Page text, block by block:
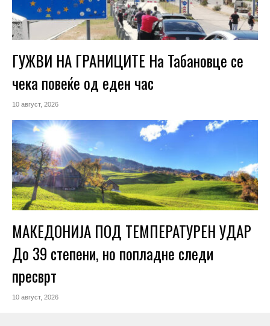
ГУЖВИ НА ГРАНИЦИТЕ На Табановце се
чека повеќе од еден час
10 август, 2026
МАКЕДОНИЈА ПОД ТЕМПЕРАТУРЕН УДАР
До 39 степени, но попладне следи
пресврт
10 август, 2026